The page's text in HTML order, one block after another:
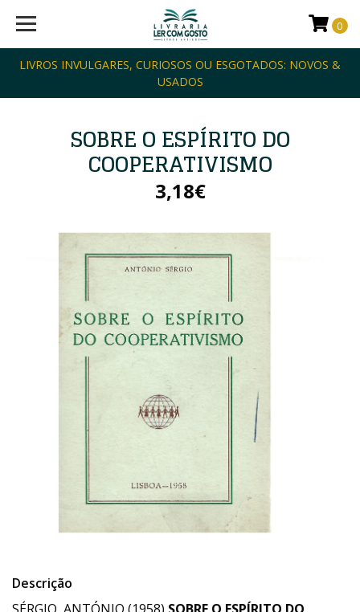
LIVROS INVULGARES, CURIOSOS OU ESGOTADOS: NOVOS &
USADOS
0
SOBRE O ESPÍRITO DO
COOPERATIVISMO
3,18€
Descrição